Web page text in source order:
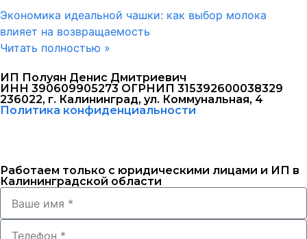
Экономика идеальной чашки: как выбор молока
влияет на возвращаемость
Читать полностью »
ИП Полуян Денис Дмитриевич
ИНН 390609905273 ОГРНИП 315392600038329
236022, г. Калининград, ул. Коммунальная, 4
Политика конфиденциальности
Работаем только с юридическими лицами и ИП в
Калининградской области